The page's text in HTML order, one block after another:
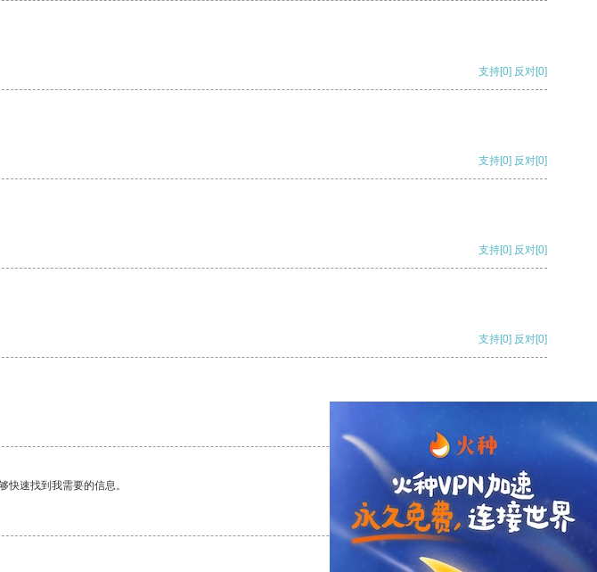
支持[0] 反对[0]
支持[0] 反对[0]
支持[0] 反对[0]
支持[0] 反对[0]
速找到我需要的信息。
支持 [0] 反对[0]